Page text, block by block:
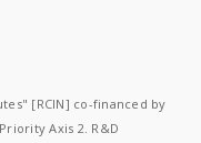
[RCIN] co-financed by
Axis 2. R&D